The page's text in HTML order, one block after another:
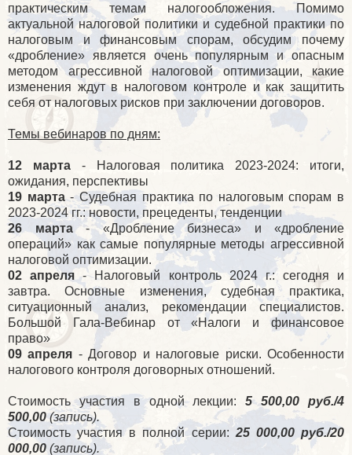
практическим темам налогообложения. Помимо
актуальной налоговой политики и судебной практики по
налоговым и финансовым спорам, обсудим почему
«дробление» является очень популярным и опасным
методом агрессивной налоговой оптимизации, какие
изменения ждут в налоговом контроле и как защитить
себя от налоговых рисков при заключении договоров.
Темы вебинаров по дням:
12 марта - Налоговая политика 2023-2024: итоги,
ожидания, перспективы
19 марта- Судебная практика по налоговым спорам в
2023-2024 гг.: новости, прецеденты, тенденции
26 марта- «Дробление бизнеса» и «дробление
операций» как самые популярные методы агрессивной
налоговой оптимизации.
02 апреля - Налоговый контроль 2024 г.: сегодня и
завтра. Основные изменения, судебная практика,
ситуационный анализ, рекомендации специалистов.
Большой Гала-Вебинар от «Налоги и финансовое
право»
09 апреля - Договор и налоговые риски. Особенности
налогового контроля договорных отношений.
Стоимость участия в одной лекции: 5 500,00 руб./4
500,00(запись).
Стоимость участия в полной серии: 25 000,00 руб./20
000,00 (запись).